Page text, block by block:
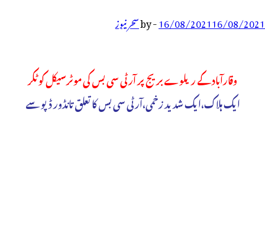
16/08/202116/08/2021
-
byسحر نیوز
وقارآباد کے ریلوے بریج پر آرٹی سی بس کی موٹرسیکل کو ٹکر
ایک ہلاک،ایک شدید زخمی،آرٹی سی بس کا تعلق تانڈور ڈپو سے